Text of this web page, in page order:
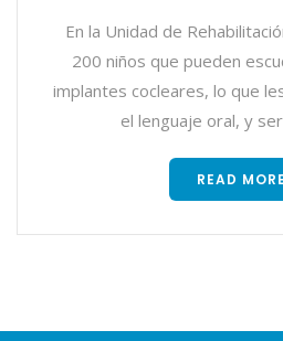
En la Unidad de
200 niños que pueden
implantes cocleares, lo que
el lenguaje oral, y
READ MORE